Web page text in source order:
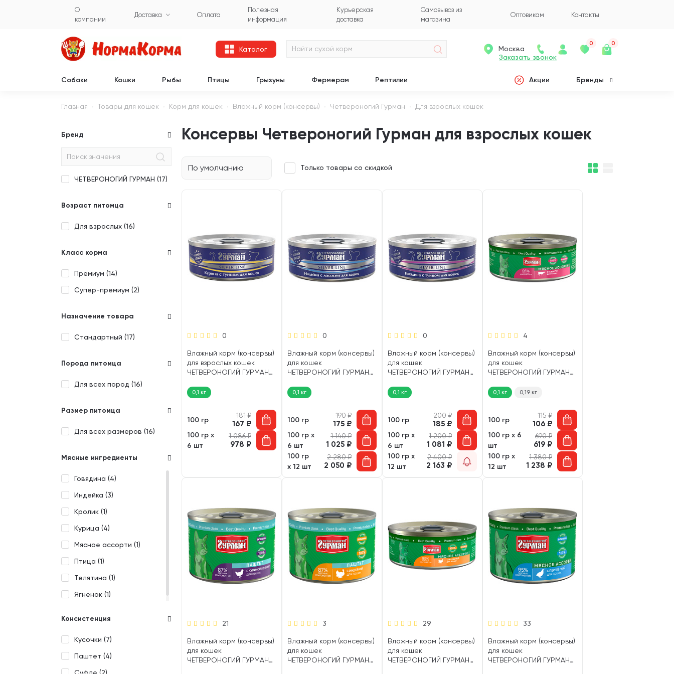
О
компании
Доставка Оплата
Полезная
информация
Курьерская
доставка
Самовывоз из
магазина
Оптовикам Контакты
Каталог
Заказать звонок
Москва
0 0
Собаки Кошки Рыбы Птицы Грызуны Фермерам Рептилии Акции Бренды
Главная Товары для кошек Корм для кошек Влажный корм (консервы) Четвероногий Гурман Для взрослых кошек
Бренд
ЧЕТВЕРОНОГИЙ ГУРМАН (17)
Возраст питомца
Для взрослых (16)
Класс корма
Премиум (14)
Супер-премиум (2)
Назначение товара
Стандартный (17)
Порода питомца
Для всех пород (16)
Размер питомца
Для всех размеров (16)
Мясные ингредиенты
Говядина (4)
Индейка (3)
Кролик (1)
Курица (4)
Мясное ассорти (1)
Птица (1)
Телятина (1)
Ягненок (1)
Консистенция
Кусочки (7)
Паштет (4)
Консервы Четвероногий Гурман для взрослых кошек
По умолчанию Только товары со скидкой
0
Влажный корм (консервы)
для взрослых кошек
ЧЕТВЕРОНОГИЙ ГУРМАН
(100 гр)
0,1 кг
100 гр
181₽
167 ₽
100 гр х
6 шт
1 086₽
978 ₽
0
Влажный корм (консервы)
для кошек
ЧЕТВЕРОНОГИЙ ГУРМАН
лосось (100 гр)
0,1 кг
100 гр
190₽
175 ₽
100 гр х
6 шт
1 140₽
1 025 ₽
100 гр
х 12 шт
2 280₽
2 050 ₽
0
Влажный корм (консервы)
для кошек
ЧЕТВЕРОНОГИЙ ГУРМАН
тунец (100 гр)
0,1 кг
100 гр
200₽
185 ₽
100 гр х
6 шт
1 200₽
1 081 ₽
100 гр х
12 шт
2 400₽
2 163 ₽
4
Влажный корм (консервы)
для кошек
ЧЕТВЕРОНОГИЙ ГУРМАН
(100 гр)
0,1 кг 0,19 кг
100 гр
115₽
106 ₽
100 гр х 6
шт
690₽
619 ₽
100 гр х
12 шт
1 380₽
1 238 ₽
21
Влажный корм (консервы)
для кошек
ЧЕТВЕРОНОГИЙ ГУРМАН
3
Влажный корм (консервы)
для кошек
ЧЕТВЕРОНОГИЙ ГУРМАН
29
Влажный корм (консервы)
для кошек
ЧЕТВЕРОНОГИЙ ГУРМАН
33
Влажный корм (консервы)
для кошек
ЧЕТВЕРОНОГИЙ ГУРМАН